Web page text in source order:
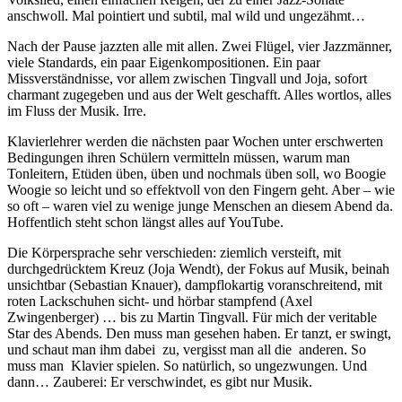
anschwoll. Mal pointiert und subtil, mal wild und ungezähmt…
Nach der Pause jazzten alle mit allen. Zwei Flügel, vier Jazzmänner,
viele Standards, ein paar Eigenkompositionen. Ein paar
Missverständnisse, vor allem zwischen Tingvall und Joja, sofort
charmant zugegeben und aus der Welt geschafft. Alles wortlos, alles
im Fluss der Musik. Irre.
Klavierlehrer werden die nächsten paar Wochen unter erschwerten
Bedingungen ihren Schülern vermitteln müssen, warum man
Tonleitern, Etüden üben, üben und nochmals üben soll, wo Boogie
Woogie so leicht und so effektvoll von den Fingern geht. Aber – wie
so oft – waren viel zu wenige junge Menschen an diesem Abend da.
Hoffentlich steht schon längst alles auf YouTube.
Die Körpersprache sehr verschieden: ziemlich versteift, mit
durchgedrücktem Kreuz (Joja Wendt), der Fokus auf Musik, beinah
unsichtbar (Sebastian Knauer), dampflokartig voranschreitend, mit
roten Lackschuhen sicht- und hörbar stampfend (Axel
Zwingenberger) … bis zu Martin Tingvall. Für mich der veritable
Star des Abends. Den muss man gesehen haben. Er tanzt, er swingt,
und schaut man ihm dabei zu, vergisst man all die anderen. So
muss man Klavier spielen. So natürlich, so ungezwungen. Und
dann… Zauberei: Er verschwindet, es gibt nur Musik.